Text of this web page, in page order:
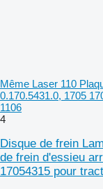
Même Laser 110
0.170.5431.0, 1705
1106
4
Disque de frein
de frein d'essieu
17054315 pour